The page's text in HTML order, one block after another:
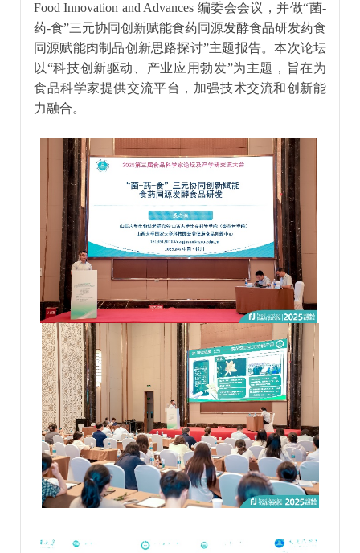
Food Innovation and Advances 编委会会议，并做“菌-
药-食”三元协同创新赋能食药同源发酵食品研发药食
同源赋能肉制品创新思路探讨”主题报告。本次论坛
以“科技创新驱动、产业应用勃发”为主题，旨在为
食品科学家提供交流平台，加强技术交流和创新能
力融合。